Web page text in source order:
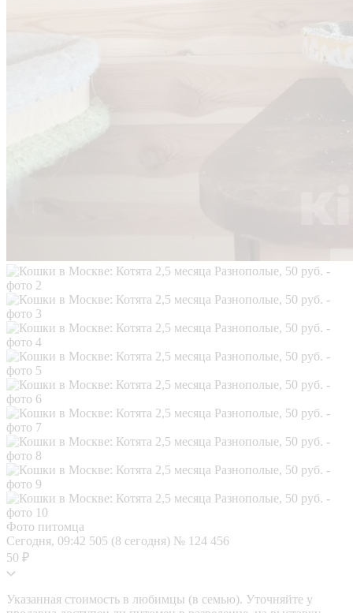
Фото питомца
Сегодня, 09:42 505 (8 сегодня) № 124 456
50 ₽
Указанная стоимость в любимцы (в семью). Уточняйте у